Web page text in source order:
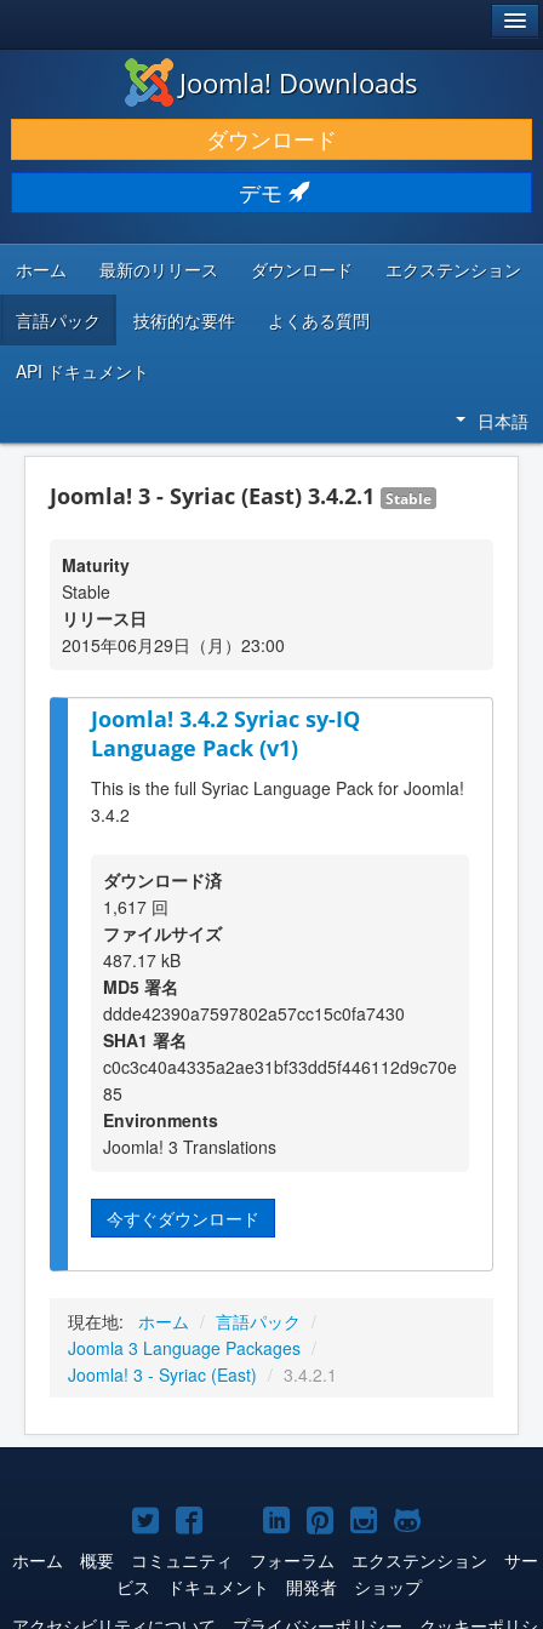
ダウンロードと機能拡張
発見と学び
コミュニティとサポート
開発者向けリソース
Joomla! Downloads
ダウンロード
デモ
ホーム 最新のリリース ダウンロード エクステンション
言語パック 技術的な要件 よくある質問
API ドキュメント
日本語
Joomla! 3 - Syriac (East) 3.4.2.1 Stable
Maturity
Stable
リリース日
2015年06月29日（月）23:00
Joomla! 3.4.2 Syriac sy-IQ
Language Pack (v1)
This is the full Syriac Language Pack for Joomla!
3.4.2
ダウンロード済
1,617 回
ファイルサイズ
487.17 kB
MD5 署名
ddde42390a7597802a57cc15c0fa7430
SHA1 署名
c0c3c40a4335a2ae31bf33dd5f446112d9c70e
85
Environments
Joomla! 3 Translations
今すぐダウンロード
現在地: ホーム / 言語パック /
Joomla 3 Language Packages /
Joomla! 3 - Syriac (East) / 3.4.2.1
Joomla!
Twitter
Joomla!
Facebook
Joomla!
YouTube
Joomla!
LinkedIn
Joomla!
Pinterest
Joomla!
Instagram
Joomla!
GitHub
ホーム 概要 コミュニティ フォーラム エクステンション
サー
ビス
ドキュメント 開発者
ショップ